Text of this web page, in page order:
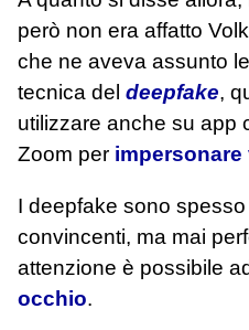
però non era affatto
che ne aveva assunto
tecnica del deepfake,
utilizzare anche su app
Zoom per
I deepfake sono
convincenti, ma mai
attenzione è possibile
occhio.